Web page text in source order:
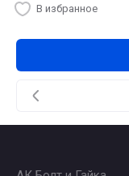
В избранное